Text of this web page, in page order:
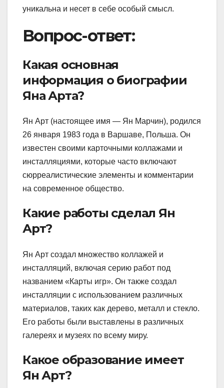
уникальна и несет в себе особый смысл.
Вопрос-ответ:
Какая основная
информация о биографии
Яна Арта?
Ян Арт (настоящее имя — Ян Марчин), родился
26 января 1983 года в Варшаве, Польша. Он
известен своими карточными коллажами и
инсталляциями, которые часто включают
сюрреалистические элементы и комментарии
на современное общество.
Какие работы сделал Ян
Арт?
Ян Арт создал множество коллажей и
инсталляций, включая серию работ под
названием «Карты игр». Он также создал
инсталляции с использованием различных
материалов, таких как дерево, металл и стекло.
Его работы были выставлены в различных
галереях и музеях по всему миру.
Какое образование имеет
Ян Арт?